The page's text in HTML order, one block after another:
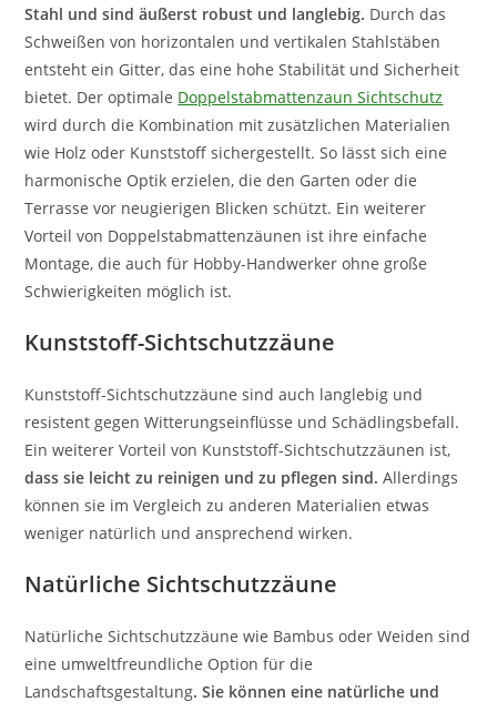
Stahl und sind äußerst robust und langlebig. Durch das
Schweißen von horizontalen und vertikalen Stahlstäben
entsteht ein Gitter, das eine hohe Stabilität und Sicherheit
bietet. Der optimale Doppelstabmattenzaun Sichtschutz
wird durch die Kombination mit zusätzlichen Materialien
wie Holz oder Kunststoff sichergestellt. So lässt sich eine
harmonische Optik erzielen, die den Garten oder die
Terrasse vor neugierigen Blicken schützt. Ein weiterer
Vorteil von Doppelstabmattenzäunen ist ihre einfache
Montage, die auch für Hobby-Handwerker ohne große
Schwierigkeiten möglich ist.
Kunststoff-Sichtschutzzäune
Kunststoff-Sichtschutzzäune sind auch langlebig und
resistent gegen Witterungseinflüsse und Schädlingsbefall.
Ein weiterer Vorteil von Kunststoff-Sichtschutzzäunen ist,
dass sie leicht zu reinigen und zu pflegen sind. Allerdings
können sie im Vergleich zu anderen Materialien etwas
weniger natürlich und ansprechend wirken.
Natürliche Sichtschutzzäune
Natürliche Sichtschutzzäune wie Bambus oder Weiden sind
eine umweltfreundliche Option für die
Landschaftsgestaltung. Sie können eine natürliche und